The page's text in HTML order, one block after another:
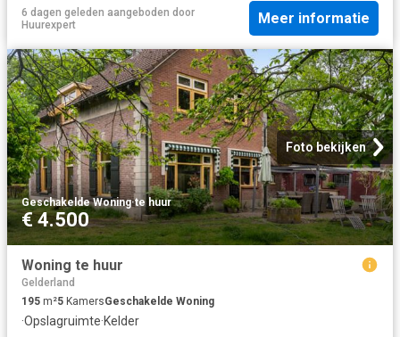
6 dagen geleden aangeboden door
Huurexpert
Meer informatie
Foto bekijken
Geschakelde Woning·te huur
€ 4.500
Woning te huur
Gelderland
195 m²5 KamersGeschakelde Woning
·Opslagruimte·Kelder